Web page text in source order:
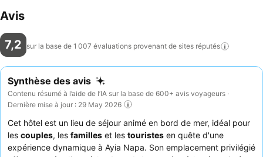
Avis
7,2 sur la base de 1 007 évaluations provenant de sites réputés
Synthèse des avis
Contenu résumé à l’aide de l’IA sur la base de 600+ avis voyageurs ·
Dernière mise à jour : 29 May 2026
Cet hôtel est un lieu de séjour animé en bord de mer, idéal pour
les couples, les familles et les touristes en quête d'une
expérience dynamique à Ayia Napa. Son emplacement privilégié